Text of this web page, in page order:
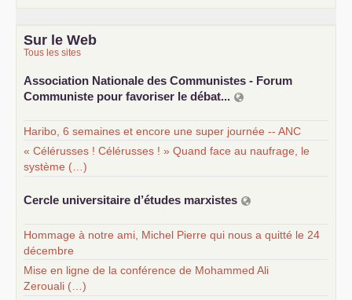
Sur le Web
Tous les sites
Association Nationale des Communistes - Forum
Communiste pour favoriser le débat...
Haribo, 6 semaines et encore une super journée -- ANC
« Célérusses ! Célérusses ! » Quand face au naufrage, le
système (…)
Cercle universitaire d’études marxistes
Hommage à notre ami, Michel Pierre qui nous a quitté le 24
décembre
Mise en ligne de la conférence de Mohammed Ali
Zerouali (…)